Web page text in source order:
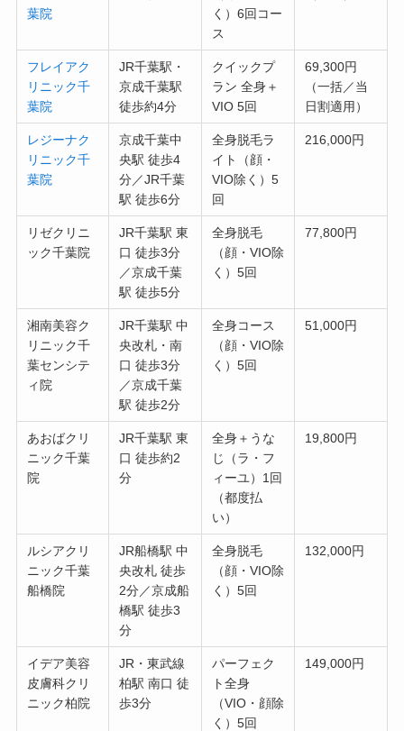
葉院
く）6回コー
ス
フレイアク
リニック千
葉院
JR千葉駅・
京成千葉駅
徒歩約4分
クイックプ
ラン 全身＋
VIO 5回
69,300円
（一括／当
日割適用）
レジーナク
リニック千
葉院
京成千葉中
央駅 徒歩4
分／JR千葉
駅 徒歩6分
全身脱毛ラ
イト（顔・
VIO除く）5
回
216,000円
リゼクリニ
ック千葉院
JR千葉駅 東
口 徒歩3分
／京成千葉
駅 徒歩5分
全身脱毛
（顔・VIO除
く）5回
77,800円
湘南美容ク
リニック千
葉センシテ
ィ院
JR千葉駅 中
央改札・南
口 徒歩3分
／京成千葉
駅 徒歩2分
全身コース
（顔・VIO除
く）5回
51,000円
あおばクリ
ニック千葉
院
JR千葉駅 東
口 徒歩約2
分
全身＋うな
じ（ラ・フ
ィーユ）1回
（都度払
い）
19,800円
ルシアクリ
ニック千葉
船橋院
JR船橋駅 中
央改札 徒歩
2分／京成船
橋駅 徒歩3
分
全身脱毛
（顔・VIO除
く）5回
132,000円
イデア美容
皮膚科クリ
ニック柏院
JR・東武線
柏駅 南口 徒
歩3分
パーフェク
ト全身
（VIO・顔除
く）5回
149,000円